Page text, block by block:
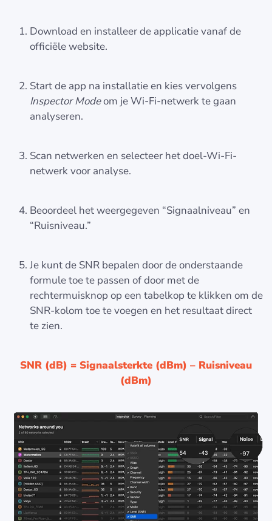
Download en installeer de applicatie vanaf de
officiële website.
Start de app na installatie en kies vervolgens
Inspector Modeom je Wi-Fi-netwerk te gaan
analyseren.
Scan netwerken en selecteer het doel-Wi-Fi-
netwerk voor analyse.
Beoordeel het weergegeven “Signaalniveau” en
“Ruisniveau.”
Je kunt de SNR bepalen door de onderstaande
formule toe te passen of door met de
rechtermuisknop op een tabelkop te klikken om de
SNR-kolom toe te voegen en het resultaat direct
te zien.
SNR (dB) = Signaalsterkte (dBm) – Ruisniveau
(dBm)